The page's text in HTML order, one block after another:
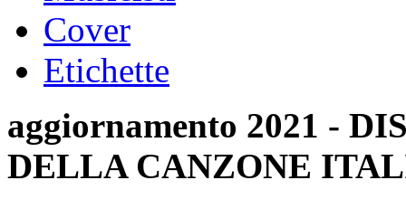
Cover
Etichette
aggiornamento 2021 -
DELLA CANZONE